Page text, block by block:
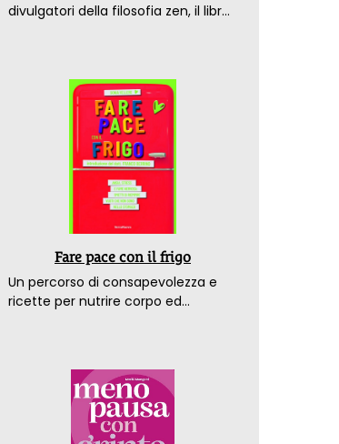
divulgatori della filosofia zen, il libro
Fare pace con il frigo
Un percorso di consapevolezza e
ricette per nutrire corpo ed